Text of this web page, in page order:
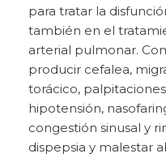
para tratar la
también en el
arterial pulmonar.
producir cefalea,
torácico,
hipotensión,
congestión sinusal y
dispepsia y malestar